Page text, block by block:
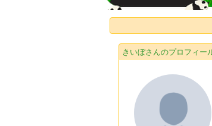
きいぼさんのプロフィー